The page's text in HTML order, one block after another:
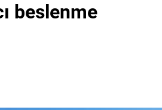
Русский
beslenme